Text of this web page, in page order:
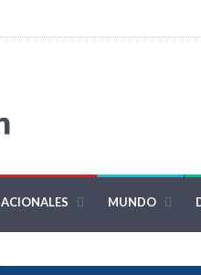
MUNDO